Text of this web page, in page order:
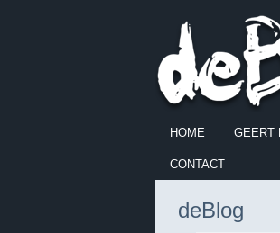
HOME GEERT
CONTACT
deBlog